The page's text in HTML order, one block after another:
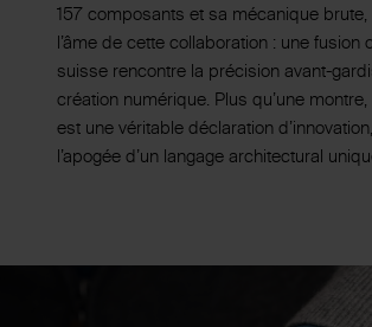
157 composants et sa mécanique brute,
l’âme de cette collaboration : une fusion
suisse rencontre la précision avant-
création numérique. Plus qu’une
est une véritable déclaration
l’apogée d’un langage architectural